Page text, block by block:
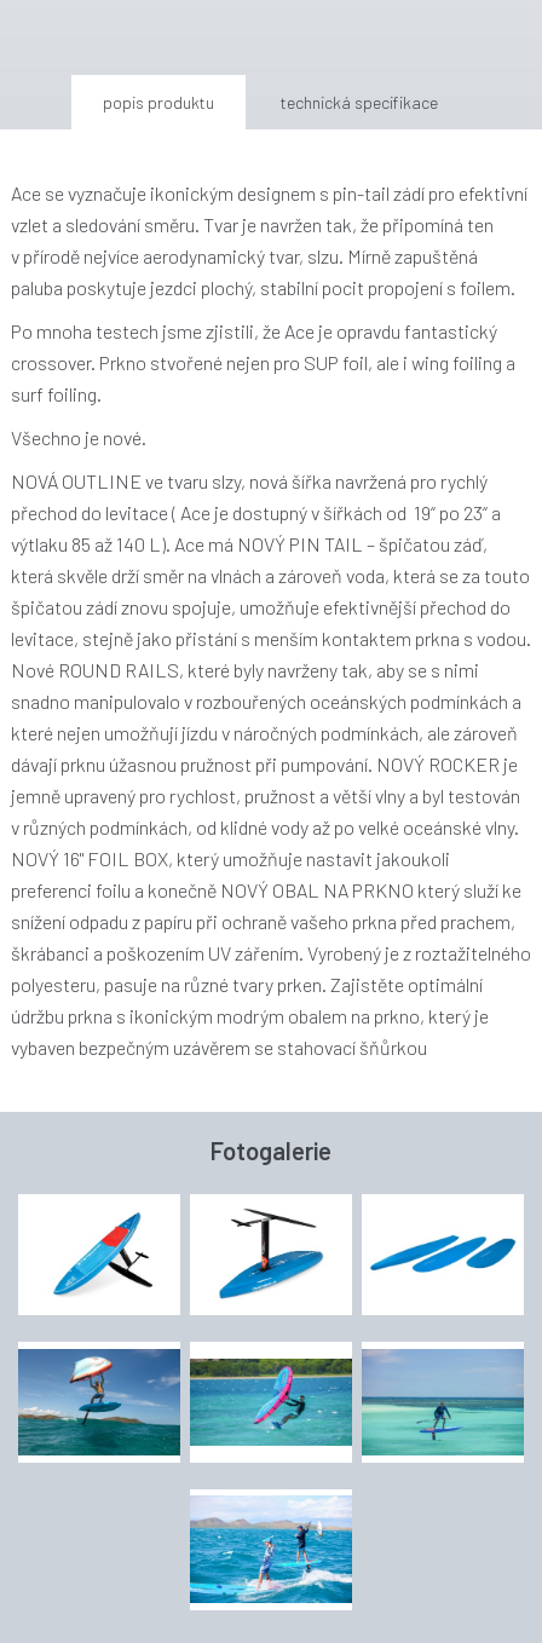
popis produktu technická specifikace
Ace se vyznačuje ikonickým designem s pin-tail zádí pro efektivní
vzlet a sledování směru. Tvar je navržen tak, že připomíná ten
v přírodě nejvíce aerodynamický tvar, slzu. Mírně zapuštěná
paluba poskytuje jezdci plochý, stabilní pocit propojení s foilem.
Po mnoha testech jsme zjistili, že Ace je opravdu fantastický
crossover. Prkno stvořené nejen pro SUP foil, ale i wing foiling a
surf foiling.
Všechno je nové.
NOVÁ OUTLINE ve tvaru slzy, nová šířka navržená pro rychlý
přechod do levitace ( Ace je dostupný v šířkách od 19“ po 23“ a
výtlaku 85 až 140 L). Ace má NOVÝ PIN TAIL – špičatou záď,
která skvěle drží směr na vlnách a zároveň voda, která se za touto
špičatou zádí znovu spojuje, umožňuje efektivnější přechod do
levitace, stejně jako přistání s menším kontaktem prkna s vodou.
Nové ROUND RAILS, které byly navrženy tak, aby se s nimi
snadno manipulovalo v rozbouřených oceánských podmínkách a
které nejen umožňují jízdu v náročných podmínkách, ale zároveň
dávají prknu úžasnou pružnost při pumpování. NOVÝ ROCKER je
jemně upravený pro rychlost, pružnost a větší vlny a byl testován
v různých podmínkách, od klidné vody až po velké oceánské vlny.
NOVÝ 16" FOIL BOX, který umožňuje nastavit jakoukoli
preferenci foilu a konečně NOVÝ OBAL NA PRKNO který služí ke
snížení odpadu z papíru při ochraně vašeho prkna před prachem,
škrábanci a poškozením UV zářením. Vyrobený je z roztažitelného
polyesteru, pasuje na různé tvary prken. Zajistěte optimální
údržbu prkna s ikonickým modrým obalem na prkno, který je
vybaven bezpečným uzávěrem se stahovací šňůrkou
Fotogalerie